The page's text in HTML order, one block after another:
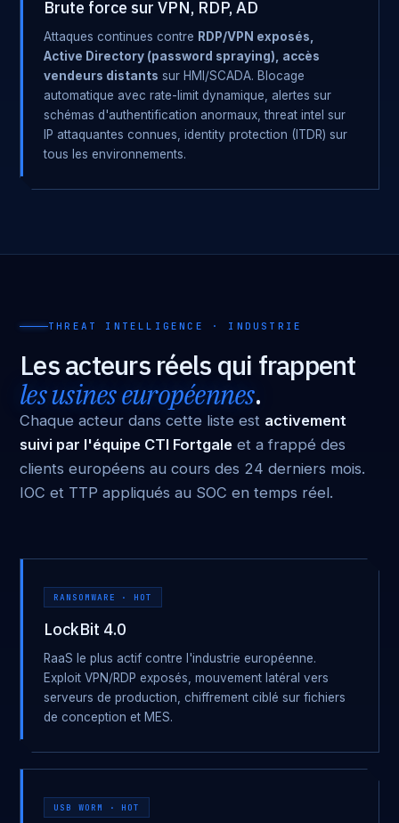
Brute force sur VPN, RDP, AD
Attaques continues contre RDP/VPN exposés,
Active Directory (password spraying), accès
vendeurs distants sur HMI/SCADA. Blocage
automatique avec rate-limit dynamique, alertes sur
schémas d'authentification anormaux, threat intel sur
IP attaquantes connues, identity protection (ITDR) sur
tous les environnements.
THREAT INTELLIGENCE · INDUSTRIE
Les acteurs réels qui frappent
les usines européennes.
Chaque acteur dans cette liste est activement
suivi par l'équipe CTI Fortgale et a frappé des
clients européens au cours des 24 derniers mois.
IOC et TTP appliqués au SOC en temps réel.
RANSOMWARE · HOT
LockBit 4.0
RaaS le plus actif contre l'industrie européenne.
Exploit VPN/RDP exposés, mouvement latéral vers
serveurs de production, chiffrement ciblé sur fichiers
de conception et MES.
USB WORM · HOT